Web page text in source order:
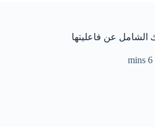
الشامل عن فاعليتها
6 mins